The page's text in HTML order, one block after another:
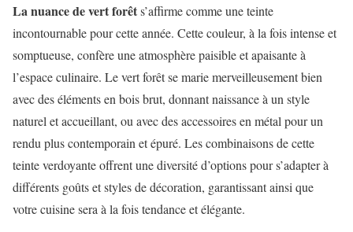
La nuance de vert forêts’affirme comme une teinte
incontournable pour cette année. Cette couleur, à la fois intense et
somptueuse, confère une atmosphère paisible et apaisante à
l’espace culinaire. Le vert forêt se marie merveilleusement bien
avec des éléments en bois brut, donnant naissance à un style
naturel et accueillant, ou avec des accessoires en métal pour un
rendu plus contemporain et épuré. Les combinaisons de cette
teinte verdoyante offrent une diversité d’options pour s’adapter à
différents goûts et styles de décoration, garantissant ainsi que
votre cuisine sera à la fois tendance et élégante.